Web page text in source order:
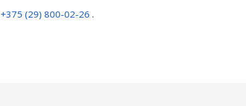
+375 (29) 800-02-26 .